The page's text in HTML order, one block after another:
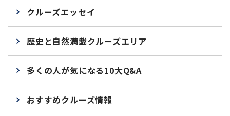
クルーズエッセイ
歴史と自然満載クルーズエリア
多くの人が気になる10大Q&A
おすすめクルーズ情報